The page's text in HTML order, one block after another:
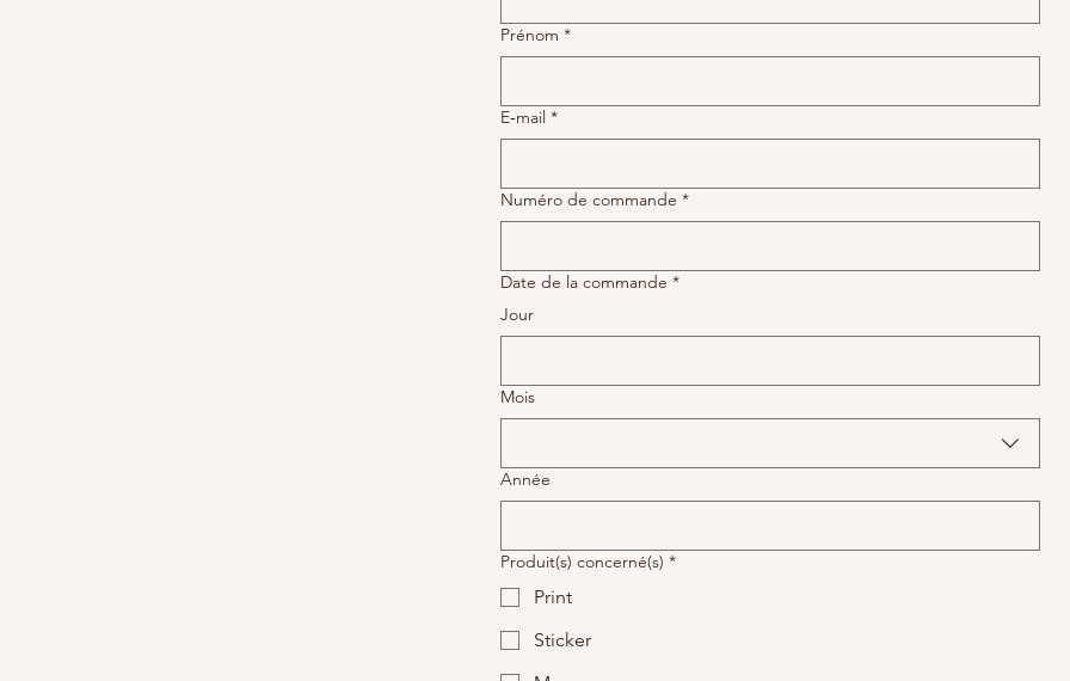
Prénom *
E‑mail *
Numéro de commande *
Date de la commande *
Jour
Mois
Année
Produit(s) concerné(s) *
Print
Sticker